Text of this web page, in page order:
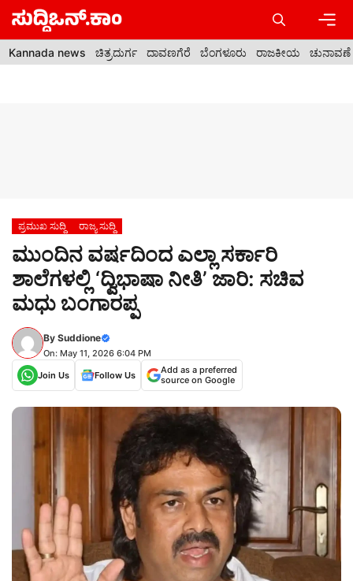
Skip
content
Kannada news ಚಿತ್ರದುರ್ಗ ದಾವಣಗೆರೆ ಬೆಂಗಳೂರು ರಾಜಕೀಯ ಚುನಾವಣೆ
ಪ್ರಮುಖ ಸುದ್ದಿ ರಾಜ್ಯ ಸುದ್ದಿ
ಮುಂದಿನ ವರ್ಷದಿಂದ ಎಲ್ಲಾ ಸರ್ಕಾರಿ
ಶಾಲೆಗಳಲ್ಲಿ ‘ದ್ವಿಭಾಷಾ ನೀತಿ’ ಜಾರಿ: ಸಚಿವ
ಮಧು ಬಂಗಾರಪ್ಪ
By Suddione
On: May 11, 2026 6:04 PM
Join Us
Follow Us
Add as a preferred
source on Google